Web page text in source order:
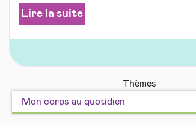
Lire la suite
Thèmes